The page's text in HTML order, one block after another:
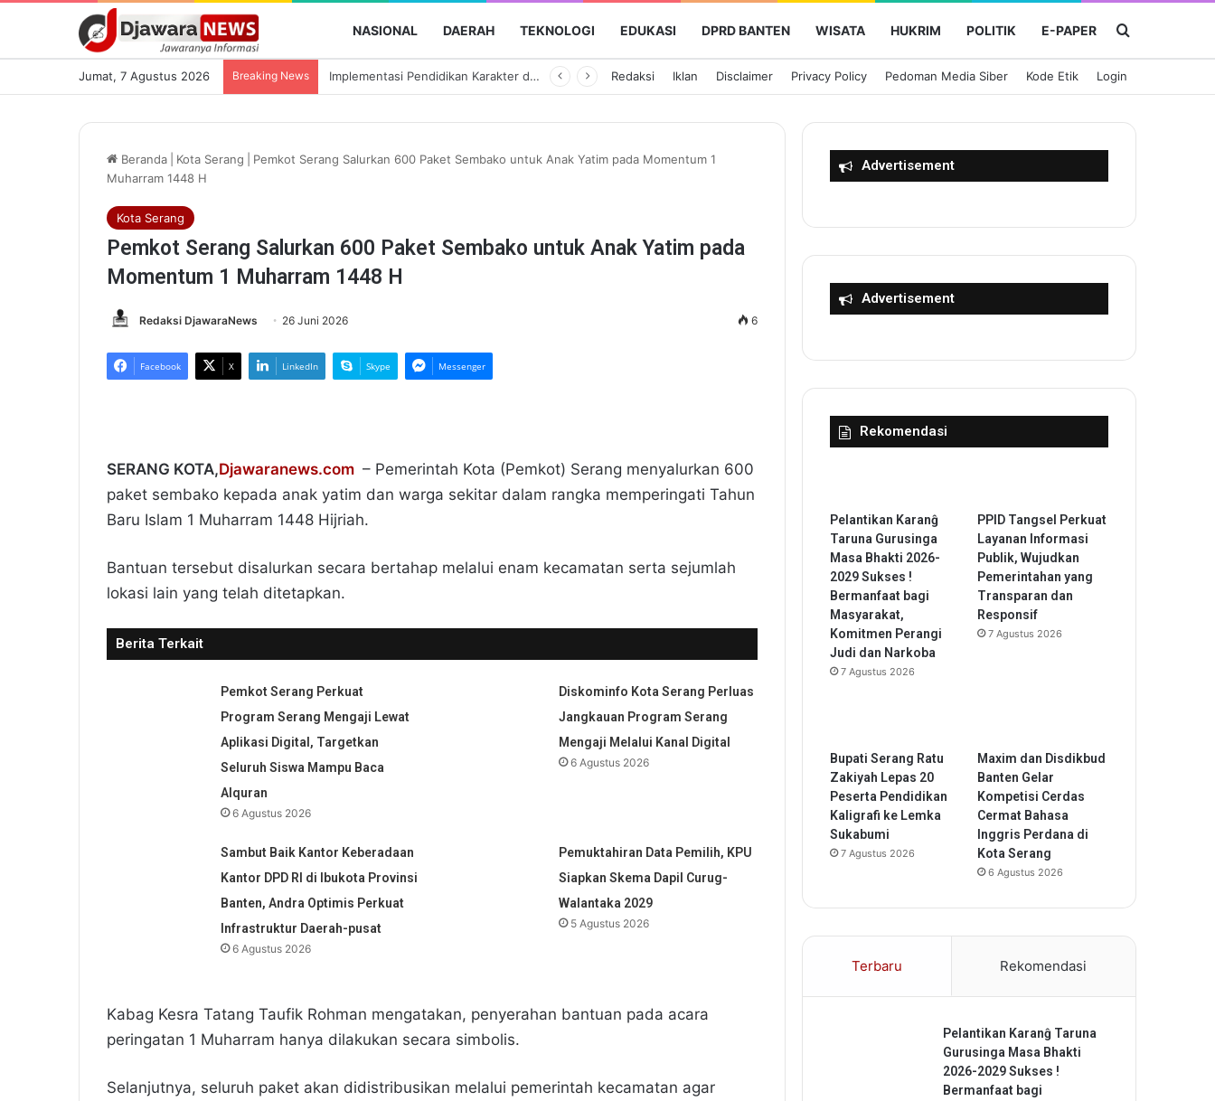
NASIONAL DAERAH TEKNOLOGI EDUKASI DPRD BANTEN WISATA HUKRIM POLITIK E-PAPER Cari Berita
Jumat, 7 Agustus 2026 Breaking News Pemkot Serang Perkuat Program Serang Mengaji Lewat Aplikasi Digital, Targetkan Seluruh Siswa Mampu Baca Alquran Redaksi Iklan Disclaimer Privacy Policy Pedoman Media Siber Kode Etik Login
Beranda Kota Serang
Pemkot Serang Salurkan 600 Paket Sembako untuk Anak Yatim pada Momentum 1
Muharram 1448 H
Kota Serang
Pemkot Serang Salurkan 600 Paket Sembako untuk Anak Yatim pada
Momentum 1 Muharram 1448 H
Redaksi DjawaraNews 26 Juni 2026 6
Facebook X LinkedIn Skype Messenger
SERANG KOTA,Djawaranews.com – Pemerintah Kota (Pemkot) Serang menyalurkan 600
paket sembako kepada anak yatim dan warga sekitar dalam rangka memperingati Tahun
Baru Islam 1 Muharram 1448 Hijriah.
Bantuan tersebut disalurkan secara bertahap melalui enam kecamatan serta sejumlah
lokasi lain yang telah ditetapkan.
Berita Terkait
Pemkot Serang Perkuat
Program Serang Mengaji Lewat
Aplikasi Digital, Targetkan
Seluruh Siswa Mampu Baca
Alquran
6 Agustus 2026
Diskominfo Kota Serang Perluas
Jangkauan Program Serang
Mengaji Melalui Kanal Digital
6 Agustus 2026
Sambut Baik Kantor Keberadaan
Kantor DPD RI di Ibukota Provinsi
Banten, Andra Optimis Perkuat
Infrastruktur Daerah-pusat
6 Agustus 2026
Pemuktahiran Data Pemilih, KPU
Siapkan Skema Dapil Curug-
Walantaka 2029
5 Agustus 2026
Kabag Kesra Tatang Taufik Rohman mengatakan, penyerahan bantuan pada acara
peringatan 1 Muharram hanya dilakukan secara simbolis.
Selanjutnya, seluruh paket akan didistribusikan melalui pemerintah kecamatan agar
Advertisement
Advertisement
Rekomendasi
Pelantikan Karanĝ
Taruna Gurusinga
Masa Bhakti 2026-
2029 Sukses !
Bermanfaat bagi
Masyarakat,
Komitmen Perangi
Judi dan Narkoba
7 Agustus 2026
PPID Tangsel Perkuat
Layanan Informasi
Publik, Wujudkan
Pemerintahan yang
Transparan dan
Responsif
7 Agustus 2026
Bupati Serang Ratu
Zakiyah Lepas 20
Peserta Pendidikan
Kaligrafi ke Lemka
Sukabumi
7 Agustus 2026
Maxim dan Disdikbud
Banten Gelar
Kompetisi Cerdas
Cermat Bahasa
Inggris Perdana di
Kota Serang
6 Agustus 2026
Terbaru Rekomendasi
Pelantikan Karanĝ Taruna
Gurusinga Masa Bhakti
2026-2029 Sukses !
Bermanfaat bagi